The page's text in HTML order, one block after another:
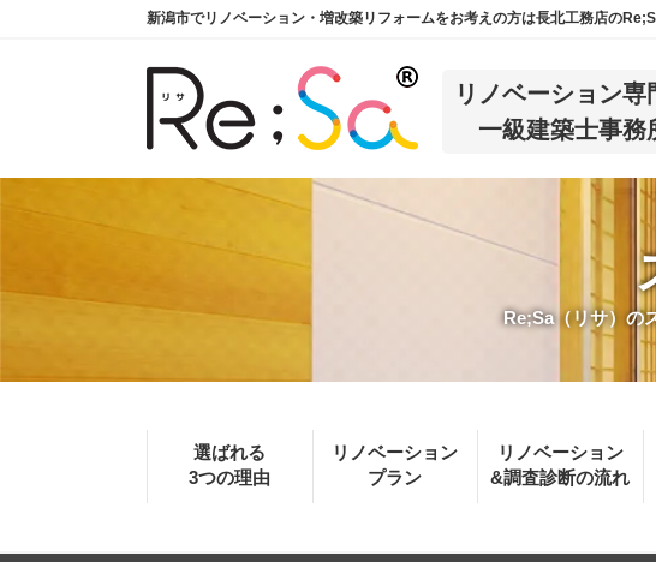
新潟市でリノベーション・増改築リフォームをお考えの方は長北工務店の
リノベーション専
一級建築士事務
Re;Sa（リサ）の
選ばれる
3つの理由
リノベーション
プラン
リノベーション
&調査診断の流れ